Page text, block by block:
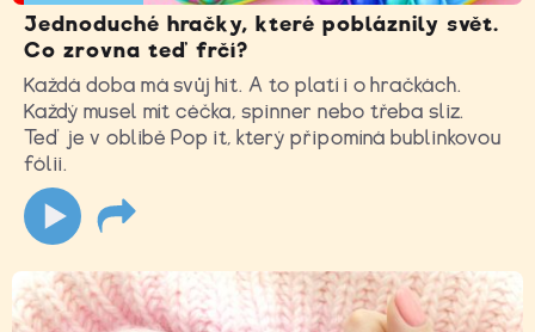
Jednoduché hračky, které pobláznily svět.
Co zrovna teď frčí?
Každá doba má svůj hit. A to platí i o hračkách.
Každý musel mít céčka, spinner nebo třeba sliz.
Teď je v oblibě Pop it, který připomíná bublinkovou
fólii.